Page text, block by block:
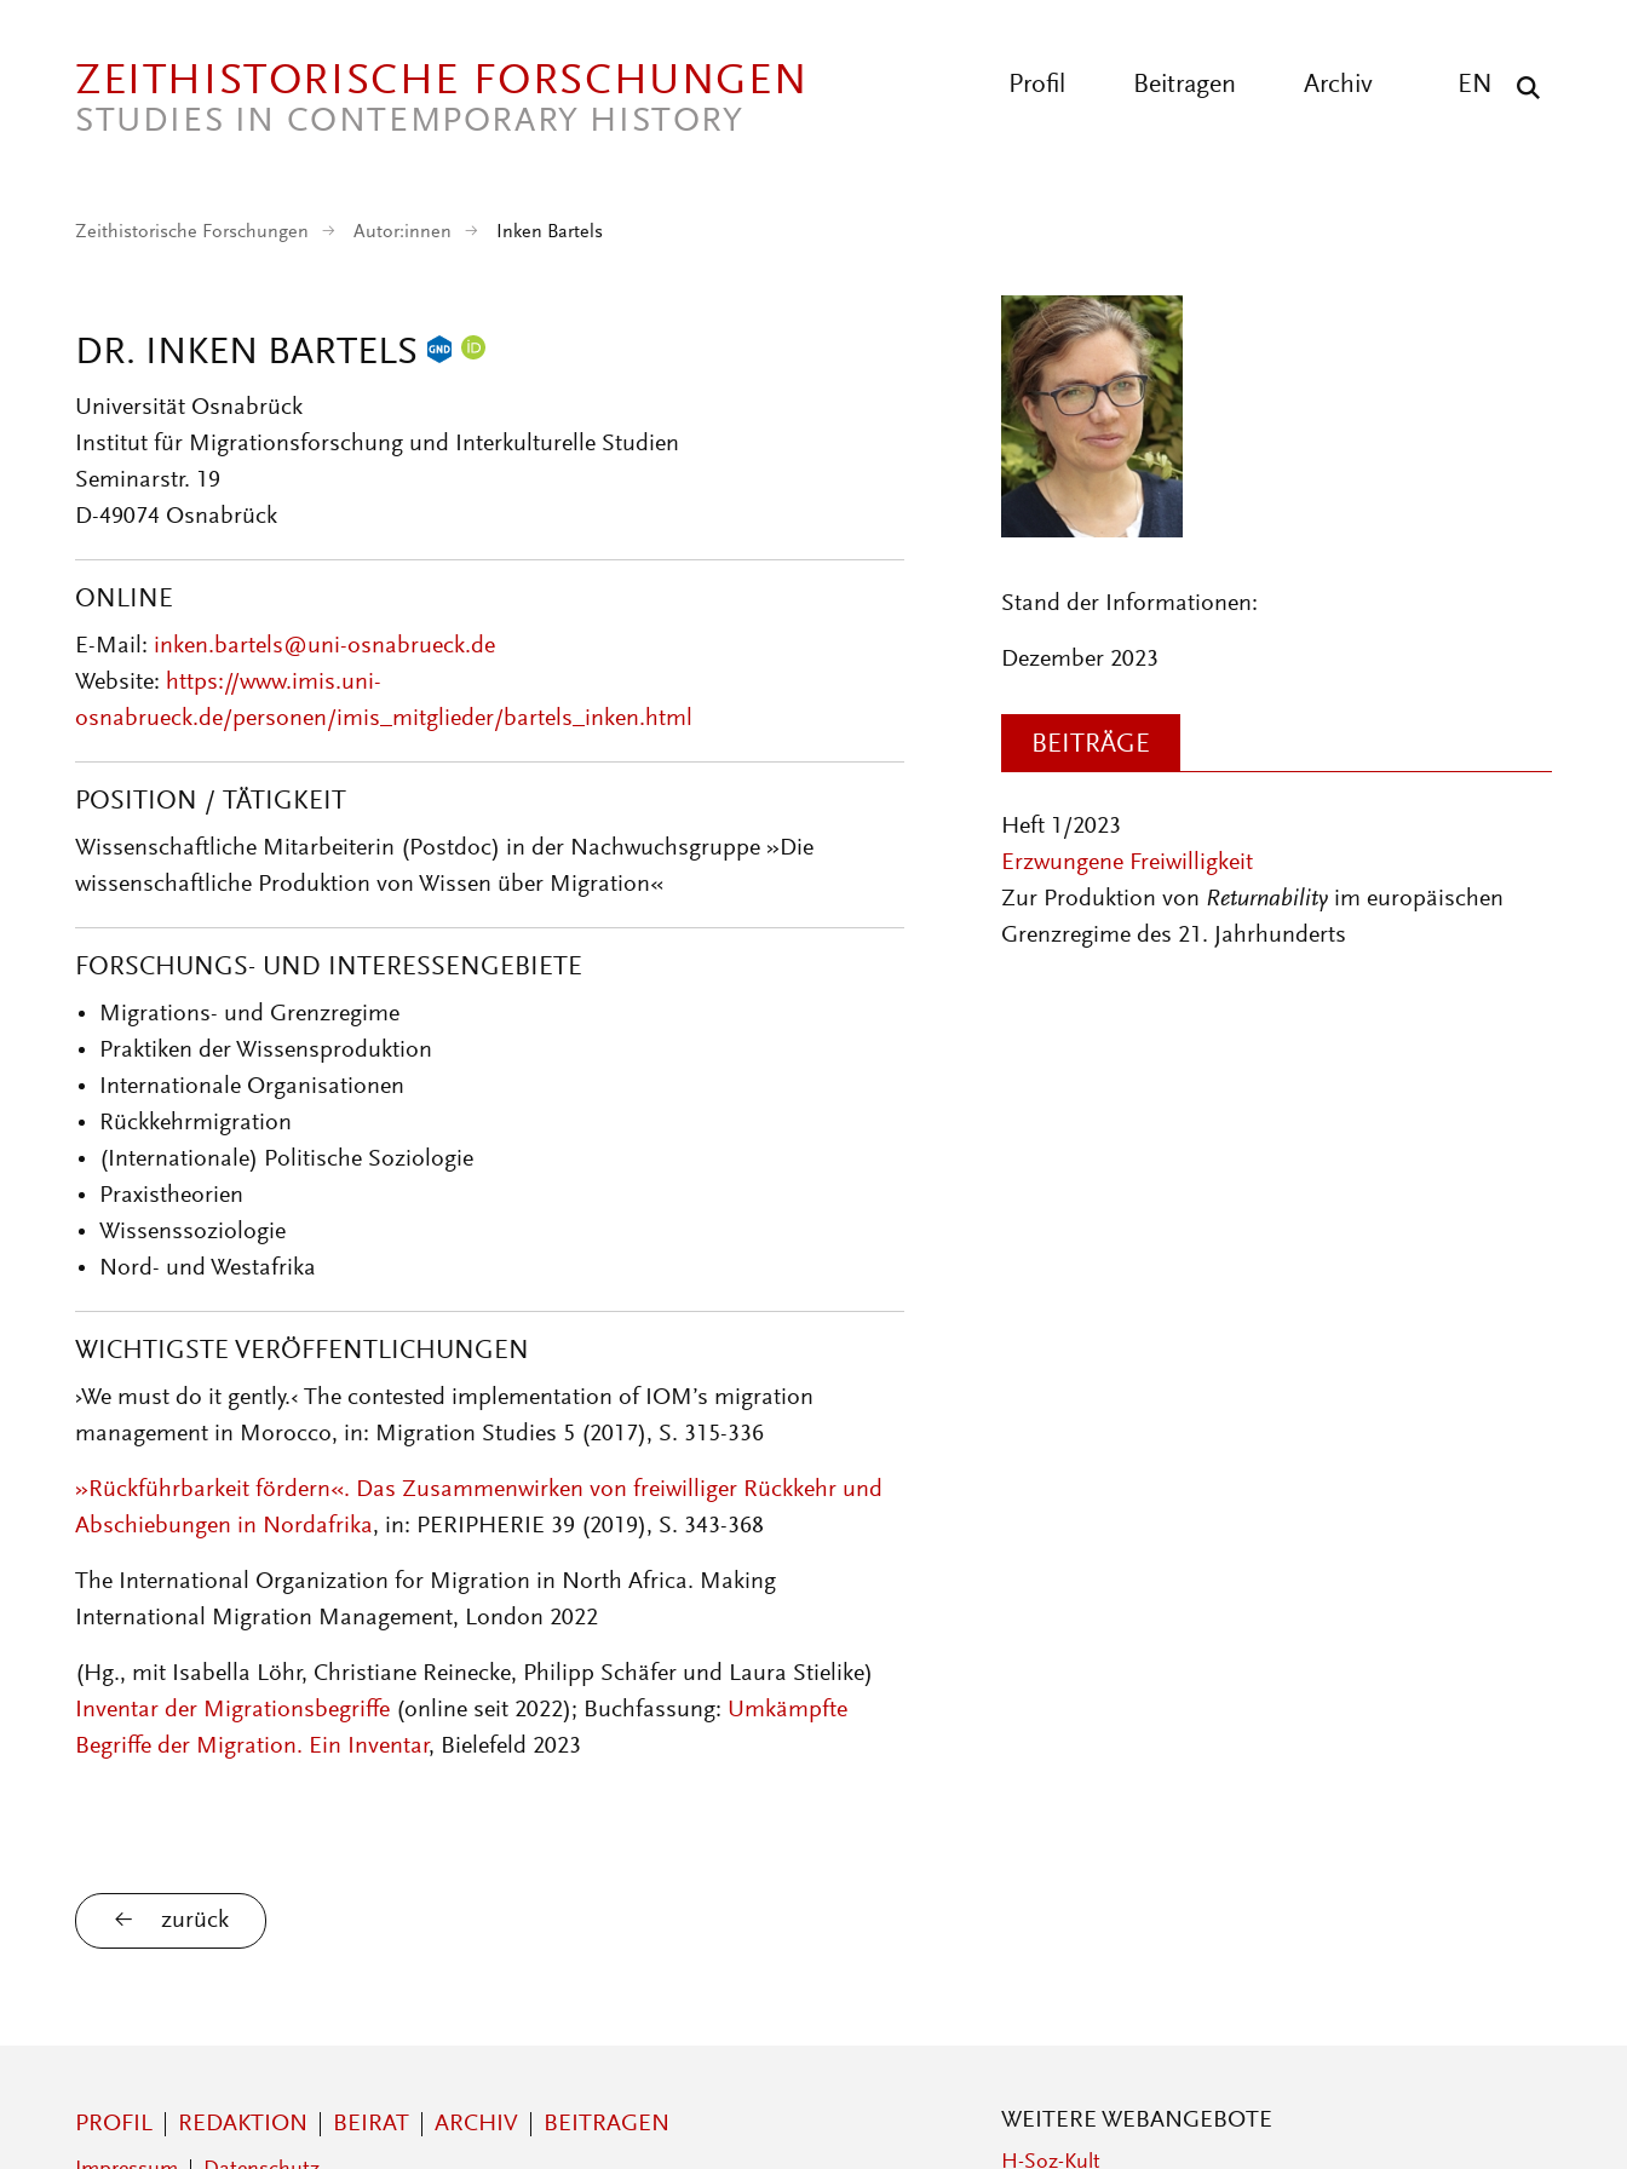
ZEITHISTORISCHE FORSCHUNGEN
STUDIES IN CONTEMPORARY HISTORY
EN
Profil Beitragen Archiv
Zeithistorische Forschungen Autor:innen Inken Bartels
DR. INKEN BARTELS
Universität Osnabrück
Institut für Migrationsforschung und Interkulturelle Studien
Seminarstr. 19
D-49074 Osnabrück
ONLINE
E-Mail: inken.bartels@uni-osnabrueck.de
Website: https://www.imis.uni-
osnabrueck.de/personen/imis_mitglieder/bartels_inken.html
POSITION / TÄTIGKEIT
Wissenschaftliche Mitarbeiterin (Postdoc) in der Nachwuchsgruppe »Die
wissenschaftliche Produktion von Wissen über Migration«
FORSCHUNGS- UND INTERESSENGEBIETE
Migrations- und Grenzregime
Praktiken der Wissensproduktion
Internationale Organisationen
Rückkehrmigration
(Internationale) Politische Soziologie
Praxistheorien
Wissenssoziologie
Nord- und Westafrika
WICHTIGSTE VERÖFFENTLICHUNGEN
›We must do it gently.‹ The contested implementation of IOM’s migration
management in Morocco, in: Migration Studies 5 (2017), S. 315-336
»Rückführbarkeit fördern«. Das Zusammenwirken von freiwilliger Rückkehr und
Abschiebungen in Nordafrika, in: PERIPHERIE 39 (2019), S. 343-368
The International Organization for Migration in North Africa. Making
International Migration Management, London 2022
(Hg., mit Isabella Löhr, Christiane Reinecke, Philipp Schäfer und Laura Stielike)
Inventar der Migrationsbegriffe (online seit 2022); Buchfassung: Umkämpfte
Begriffe der Migration. Ein Inventar, Bielefeld 2023
Stand der Informationen:
Dezember 2023
BEITRÄGE
Heft 1/2023
Erzwungene Freiwilligkeit
Zur Produktion von Returnability im europäischen
Grenzregime des 21. Jahrhunderts
zurück
PROFIL REDAKTION BEIRAT ARCHIV BEITRAGEN WEITERE WEBANGEBOTE
H-Soz-Kult